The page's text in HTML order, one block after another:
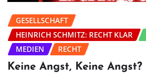
GESELLSCHAFT
HEINRICH SCHMITZ: RECHT KLAR
MEDIEN
RECHT
Keine Angst, Keine Angst?